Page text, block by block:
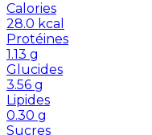
Calories
28.0 kcal
Protéines
1.13 g
Glucides
3.56 g
Lipides
0.30 g
Sucres